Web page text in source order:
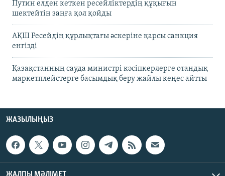
Путин елден кеткен ресейліктердің құқығын
шектейтін заңға қол қойды
АҚШ Ресейдің құрлықтағы әскеріне қарсы санкция
енгізді
Қазақстанның сауда министрі кәсіпкерлерге отандық
маркетплейстерге басымдық беру жайлы кеңес айтты
ЖАЗЫЛЫҢЫЗ